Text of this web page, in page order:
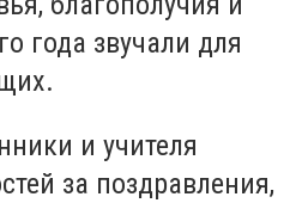
года звучали для
и учителя
за поздравления,